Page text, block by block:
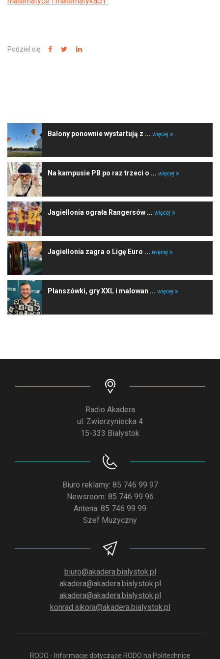
Podziel się:
Balony ponownie wystartują z ... więcej
Na kampusie PB po raz trzeci o ... więcej
Jagiellonia ograła Rangersów ... więcej
Jagiellonia zagra o Ligę Euro ... więcej
Planszówki, gry XXL i malowan ... więcej
Radio Akadera
ul. Zwierzyniecka 4
15-333 Białystok
Biuro reklamy: 85 746 99 97
Newsroom: 85 746 99 96
Antena: 85 746 99 99
Szef Muzyczny
biuro@akadera.bialystok.pl
akadera@akadera.bialystok.pl
akadera@akadera.bialystok.pl
konrad.sikora@akadera.bialystok.pl
RODO - Informacje dotyczące RODO na Politechnice